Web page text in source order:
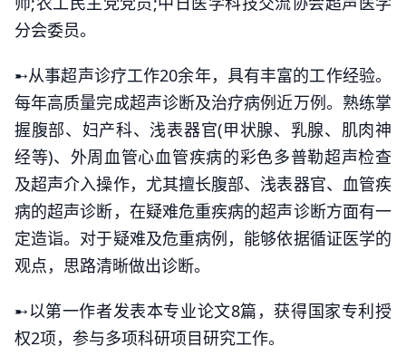
分会委员。
➸从事超声诊疗工作20余年，具有丰富的工作经验。
每年高质量完成超声诊断及治疗病例近万例。熟练掌
握腹部、妇产科、浅表器官(甲状腺、乳腺、肌肉神
经等)、外周血管心血管疾病的彩色多普勒超声检查
及超声介入操作，尤其擅长腹部、浅表器官、血管疾
病的超声诊断，在疑难危重疾病的超声诊断方面有一
定造诣。对于疑难及危重病例，能够依据循证医学的
观点，思路清晰做出诊断。
➸以第一作者发表本专业论文8篇，获得国家专利授
权2项，参与多项科研项目研究工作。